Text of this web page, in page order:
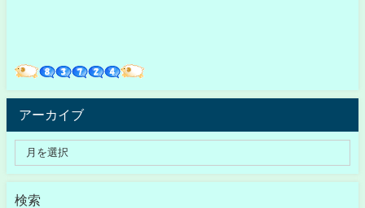
アーカイブ
検索